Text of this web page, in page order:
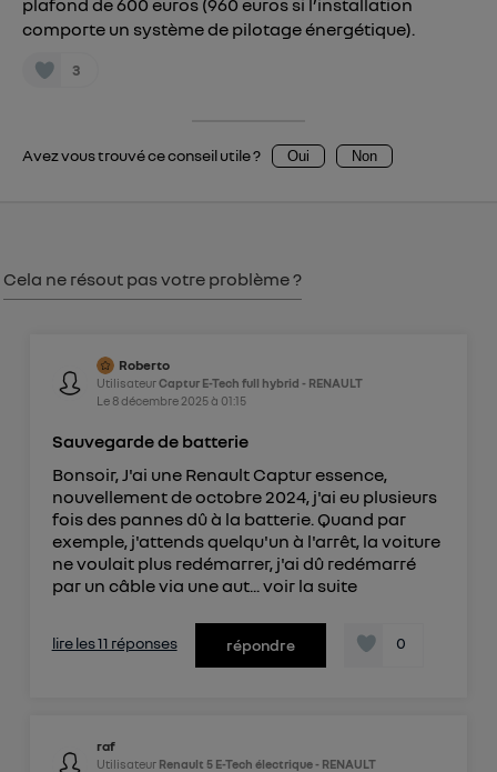
plafond de 600 euros (960 euros si l’installation
comporte un système de pilotage énergétique).
3
Avez vous trouvé ce conseil utile ? Oui Non
Cela ne résout pas votre problème ?
Roberto
UtilisateurCaptur E-Tech full hybrid - RENAULT
Le 8 décembre 2025à 01:15
Sauvegarde de batterie
Bonsoir, J'ai une Renault Captur essence,
nouvellement de octobre 2024, j'ai eu plusieurs
fois des pannes dû à la batterie. Quand par
exemple, j'attends quelqu'un à l'arrêt, la voiture
ne voulait plus redémarrer, j'ai dû redémarré
par un câble via une aut... voir la suite
lire les 11 réponses répondre 0
raf
Utilisateur Renault 5 E-Tech électrique - RENAULT
Vous pouvez à tout moment retirer ce
") ou via la page « gérer Utiq » en bas de ce site.
personnelles d'Utiq